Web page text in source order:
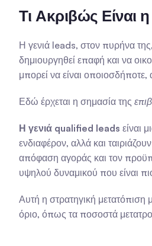
Τι Ακριβώς Είναι
Η γενιά leads, στον πυρήνα
δημιουργηθεί επαφή και να
μπορεί να είναι
Εδώ έρχεται η σημασία της
Η γενιά qualified leads είναι
ενδιαφέρον, αλλά και
απόφαση αγοράς και τον
υψηλού δυναμικού που είναι
Αυτή η στρατηγική
όριο, όπως τα ποσοστά